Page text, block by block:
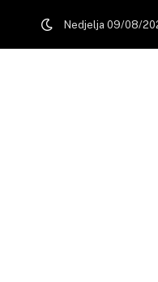
Nedjelja 09/08/